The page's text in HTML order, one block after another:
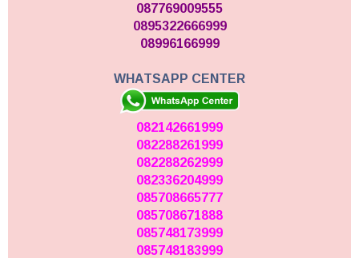
087769009555
0895322666999
08996166999
WHATSAPP CENTER
082142661999
082288261999
082288262999
082336204999
085708665777
085708671888
085748173999
085748183999